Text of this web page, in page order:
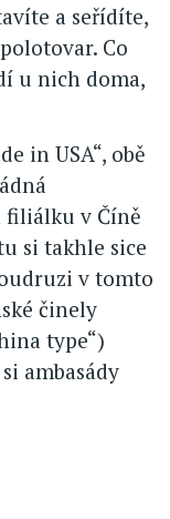
a seřídíte,
Co
u nich doma,
in USA“, obě
filiálku v Číně
si takhle sice
v tomto
činely
type“)
ambasády